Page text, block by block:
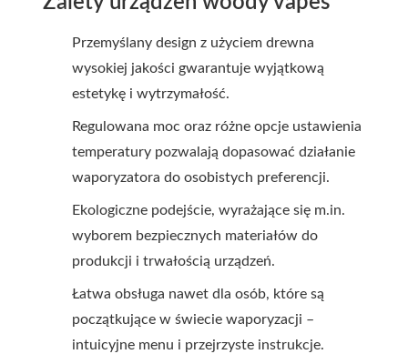
Przemyślany design z użyciem drewna
wysokiej jakości gwarantuje wyjątkową
estetykę i wytrzymałość.
Regulowana moc oraz różne opcje ustawienia
temperatury pozwalają dopasować działanie
waporyzatora do osobistych preferencji.
Ekologiczne podejście, wyrażające się m.in.
wyborem bezpiecznych materiałów do
produkcji i trwałością urządzeń.
Łatwa obsługa nawet dla osób, które są
początkujące w świecie waporyzacji –
intuicyjne menu i przejrzyste instrukcje.